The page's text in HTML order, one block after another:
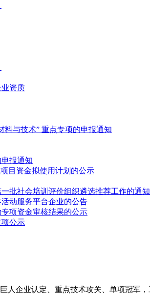
资质
料与技术” 重点专项的申报通知
报通知
目资金拟使用计划的公示
批社会培训评价组织遴选推荐工作的通知
动服务平台企业的公告
项资金审核结果的公示
公示